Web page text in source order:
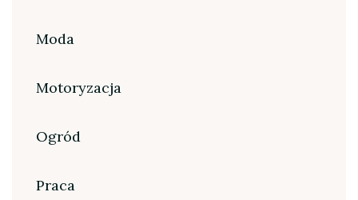
Moda
Motoryzacja
Ogród
Praca